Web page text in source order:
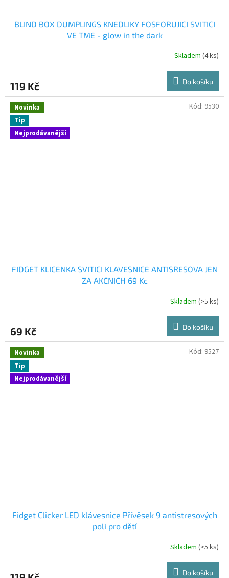
BLIND BOX DUMPLINGS KNEDLIKY FOSFORUJICI SVITICI
VE TME - glow in the dark
je
5,0
5
hvězdiček.
Skladem(4 ks)
119 Kč Do košíku
Novinka
Tip
Nejprodávanější
FIDGET KLICENKA SVITICI KLAVESNICE ANTISRESOVA JEN
ZA AKCNICH 69 Kc
Skladem (>5 ks)
69 Kč Do košíku
Kód: 9530
Novinka
Tip
Nejprodávanější
Fidget Clicker LED klávesnice Přívěsek 9 antistresových
polí pro dětí
Skladem (>5 ks)
Do košíku
Kód: 9527